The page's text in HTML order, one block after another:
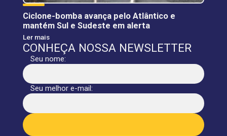
Ciclone-bomba avança pelo Atlântico e
mantém Sul e Sudeste em alerta
Ler mais
CONHEÇA NOSSA NEWSLETTER
Seu nome:
Seu melhor e-mail: